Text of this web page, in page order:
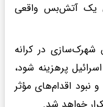
یک آتش‌بس واقعی
شهرک‌سازی در کرانه
پرهزینه شود،
نبود اقدام‌های مؤثر